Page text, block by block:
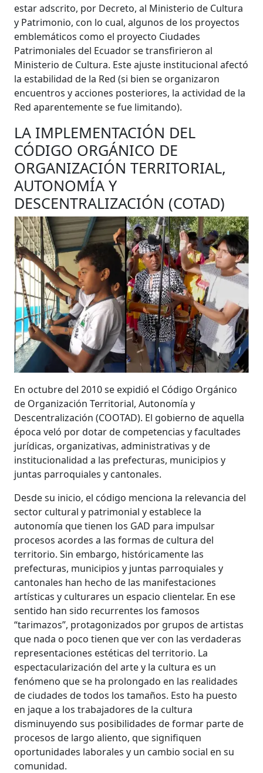
estar adscrito, por Decreto, al Ministerio de Cultura
y Patrimonio, con lo cual, algunos de los proyectos
emblemáticos como el proyecto Ciudades
Patrimoniales del Ecuador se transfirieron al
Ministerio de Cultura. Este ajuste institucional afectó
la estabilidad de la Red (si bien se organizaron
encuentros y acciones posteriores, la actividad de la
Red aparentemente se fue limitando).
LA IMPLEMENTACIÓN DEL
CÓDIGO ORGÁNICO DE
ORGANIZACIÓN TERRITORIAL,
AUTONOMÍA Y
DESCENTRALIZACIÓN (COTAD)
En octubre del 2010 se expidió el Código Orgánico
de Organización Territorial, Autonomía y
Descentralización (COOTAD). El gobierno de aquella
época veló por dotar de competencias y facultades
jurídicas, organizativas, administrativas y de
institucionalidad a las prefecturas, municipios y
juntas parroquiales y cantonales.
Desde su inicio, el código menciona la relevancia del
sector cultural y patrimonial y establece la
autonomía que tienen los GAD para impulsar
procesos acordes a las formas de cultura del
territorio. Sin embargo, históricamente las
prefecturas, municipios y juntas parroquiales y
cantonales han hecho de las manifestaciones
artísticas y culturares un espacio clientelar. En ese
sentido han sido recurrentes los famosos
“tarimazos”, protagonizados por grupos de artistas
que nada o poco tienen que ver con las verdaderas
representaciones estéticas del territorio. La
espectacularización del arte y la cultura es un
fenómeno que se ha prolongado en las realidades
de ciudades de todos los tamaños. Esto ha puesto
en jaque a los trabajadores de la cultura
disminuyendo sus posibilidades de formar parte de
procesos de largo aliento, que signifiquen
oportunidades laborales y un cambio social en su
comunidad.